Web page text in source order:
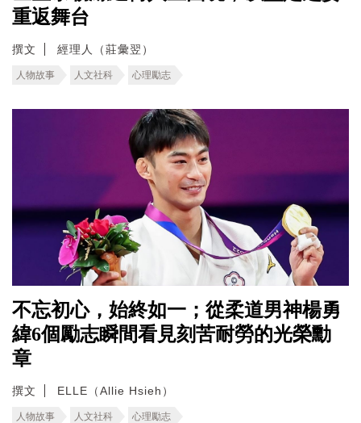
重返舞台
撰文 經理人（莊彙翌）
人物故事 人文社科 心理勵志
不忘初心，始終如一；從柔道男神楊勇
緯6個勵志瞬間看見刻苦耐勞的光榮勳
章
撰文 ELLE（Allie Hsieh）
人物故事 人文社科 心理勵志